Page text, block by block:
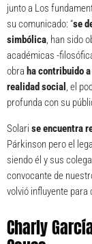
junto a Los
su comunicado: “se
simbólica, han sido
académicas -
obra ha contribuido
realidad social , el
profunda con su
Solari se encuentra
Párkinson pero el
siendo él y sus
convocante de
volvió influyente
Charly